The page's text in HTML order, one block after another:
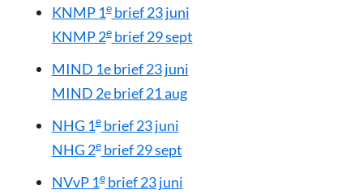
KNMP 1ebrief 23 juni
KNMP 2ebrief 29 sept
MIND 1e brief 23 juni
MIND 2e brief 21 aug
NHG 1ebrief 23 juni
NHG 2ebrief 29 sept
NVvP 1ebrief 23 juni